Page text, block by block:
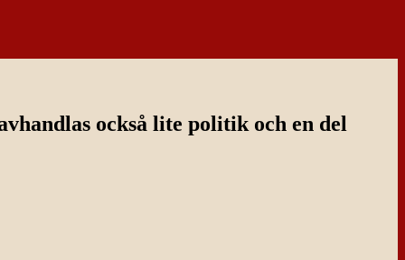
också lite politik och en del